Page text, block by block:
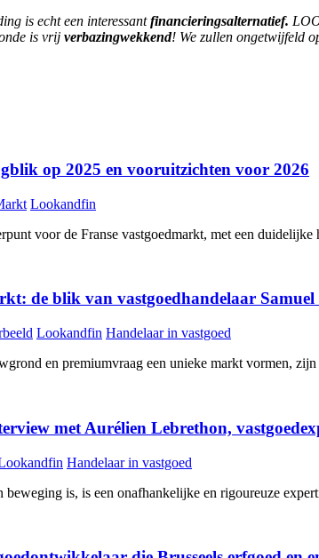
is echt een interessantfinancieringsalternatief.
is vrij verbazingwekkend! We zullen ongetwijfeld
op 2025 en vooruitzichten voor 2026
Lookandfin
voor de Franse vastgoedmarkt, met een
de blik van vastgoedhandelaar Samuel
Lookandfin Handelaar in vastgoed
en premiumvraag een unieke markt vormen,
met Aurélien Lebrethon,
Handelaar in vastgoed
beweging is, is een onafhankelijke en rigoureuze